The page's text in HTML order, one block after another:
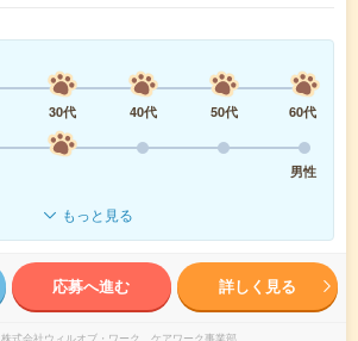
30代 40代 50代
60代
男性
もっと見る
応募へ進む 詳しく見る